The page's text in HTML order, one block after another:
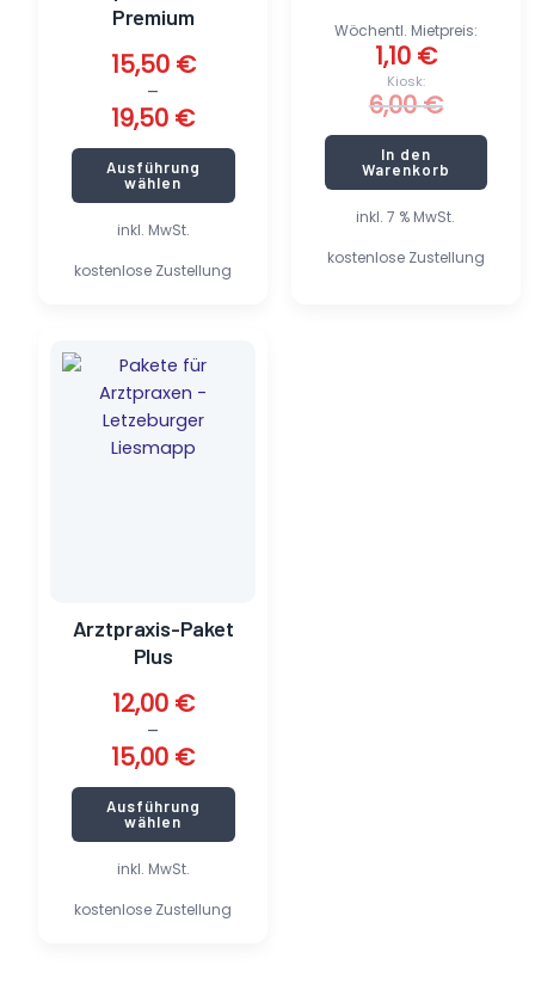
inkl. MwSt.
kostenlose Zustellung
Premium
15,50 €
–
19,50 €
Ausführung
wählen
gewählt
werden
inkl. 7 % MwSt.
kostenlose Zustellung
Kiosk:
6,00€
Wöchentl. Mietpreis:
1,10 €
In den
Warenkorb
inkl. MwSt.
kostenlose Zustellung
Arztpraxis-Paket
Plus
12,00 €
–
15,00 €
Ausführung
wählen
Produkt
weist
mehrere
Varianten
Produktseite
gewählt
werden